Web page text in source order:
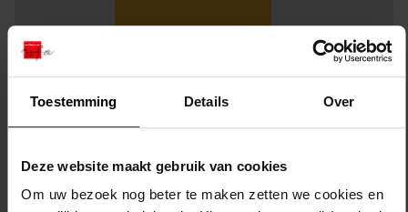
Toestemming Details Over
Deze website maakt gebruik van cookies
Om uw bezoek nog beter te maken zetten we cookies en